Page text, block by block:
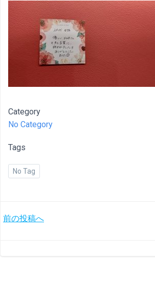
Category
No Category
Tags
No Tag
投
前の投稿へ